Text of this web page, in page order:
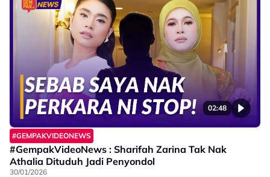
02:48
#GEMPAKVIDEONEWS
#GempakVideoNews : Sharifah Zarina Tak Nak
Athalia Dituduh Jadi Penyondol
30/01/2026